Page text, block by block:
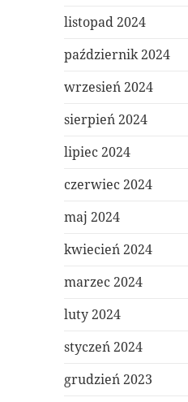
listopad 2024
październik 2024
wrzesień 2024
sierpień 2024
lipiec 2024
czerwiec 2024
maj 2024
kwiecień 2024
marzec 2024
luty 2024
styczeń 2024
grudzień 2023